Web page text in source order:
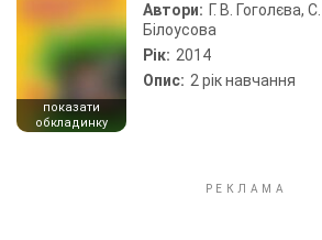
показати
обкладинку
Автори: Г. В. Гоголєва,
Білоусова
Рік: 2014
Опис: 2 рік навчання